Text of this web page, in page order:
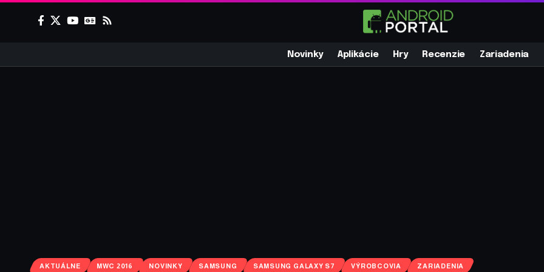
Novinky Aplikácie Hry Recenzie Zariadenia
AKTUÁLNE MWC 2016 NOVINKY SAMSUNG SAMSUNG GALAXY S7 VÝROBCOVIA ZARIADENIA